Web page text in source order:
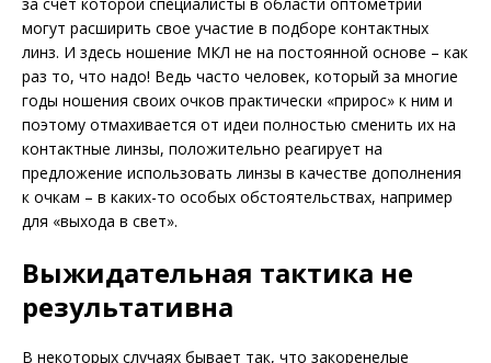
могут расширить свое участие в подборе контактных
линз. И здесь ношение МКЛ не на постоянной основе – как
раз то, что надо! Ведь часто человек, который за многие
годы ношения своих очков практически «прирос» к ним и
поэтому отмахивается от идеи полностью сменить их на
контактные линзы, положительно реагирует на
предложение использовать линзы в качестве дополнения
к очкам – в каких-то особых обстоятельствах, например
для «выхода в свет».
Выжидательная тактика не
результативна
В некоторых случаях бывает так, что закоренелые